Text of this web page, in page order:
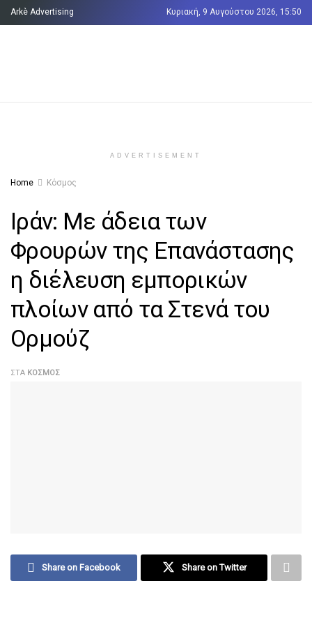
Arkè Advertising Κυριακή, 9 Αυγούστου 2026, 15:50
ADVERTISEMENT
Home Κόσμος
Ιράν: Με άδεια των
Φρουρών της Επανάστασης
η διέλευση εμπορικών
πλοίων από τα Στενά του
Ορμούζ
ΣΤΑ ΚΌΣΜΟΣ
Share on Facebook Share on Twitter